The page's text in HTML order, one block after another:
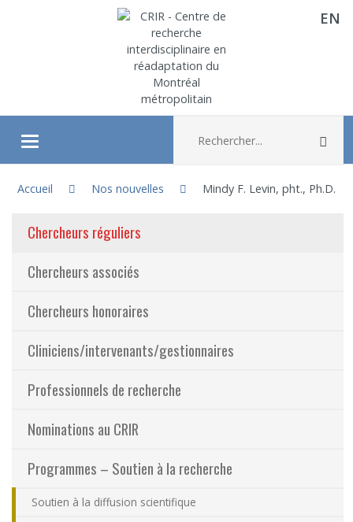
Aller directement au contenu EN
Ouvrir/fermer le menu
À propos
Recherche
Membres
Éthique
Nous joindre
Accueil
Nos nouvelles Mindy F. Levin, pht., Ph.D.
Chercheurs réguliers
Chercheurs associés
Chercheurs honoraires
Cliniciens/intervenants/gestionnaires
Professionnels de recherche
Nominations au CRIR
Programmes – Soutien à la recherche
Soutien à la diffusion scientifique